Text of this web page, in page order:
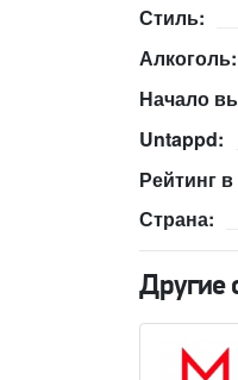
Стиль:
Алкоголь:
Начало
Untappd:
Рейтинг
Страна:
Другие